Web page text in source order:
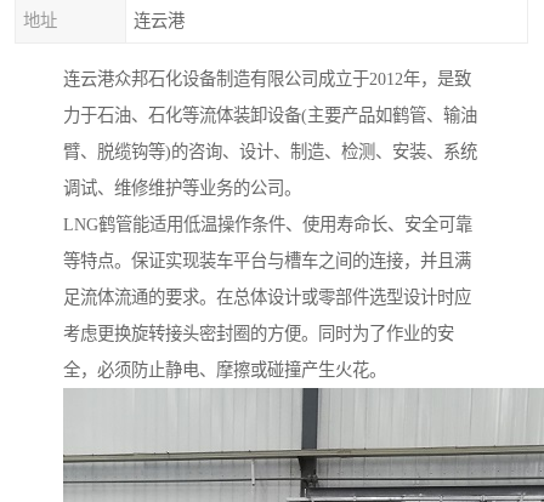
地址 连云港
连云港众邦石化设备制造有限公司成立于2012年，是致
力于石油、石化等流体装卸设备(主要产品如鹤管、输油
臂、脱缆钩等)的咨询、设计、制造、检测、安装、系统
调试、维修维护等业务的公司。
LNG鹤管能适用低温操作条件、使用寿命长、安全可靠
等特点。保证实现装车平台与槽车之间的连接，并且满
足流体流通的要求。在总体设计或零部件选型设计时应
考虑更换旋转接头密封圈的方便。同时为了作业的安
全，必须防止静电、摩擦或碰撞产生火花。